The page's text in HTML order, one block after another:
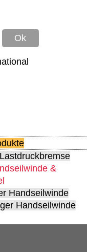
&
Handseilwinde
Handseilwinde